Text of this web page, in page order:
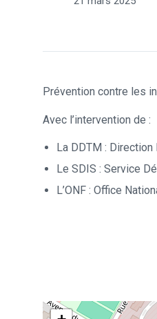
Prévention contre les
Avec l’intervention de :
La DDTM :
Le SDIS : Service
L’ONF : Office